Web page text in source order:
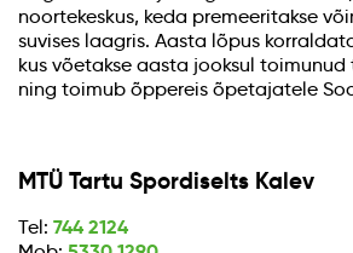
noortekeskus, keda premeeritakse
suvises laagris. Aasta lõpus
kus võetakse aasta jooksul toimunud
ning toimub õppereis õpetajatele
MTÜ Tartu Spordiselts Kalev
Tel: 744 2124